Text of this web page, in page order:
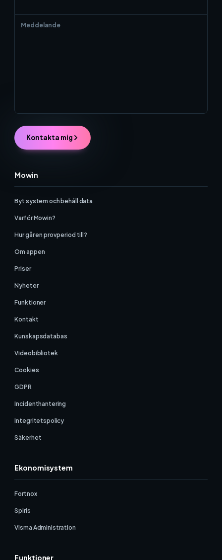
Mowin
Byt system och behåll data
Varför Mowin?
Hur går en provperiod till?
Om appen
Priser
Nyheter
Funktioner
Kontakt
Kunskapsdatabas
Videobibliotek
Cookies
GDPR
Incidenthantering
Integritetspolicy
Säkerhet
Ekonomisystem
Fortnox
Spiris
Visma Administration
Funktioner
Kontakta mig